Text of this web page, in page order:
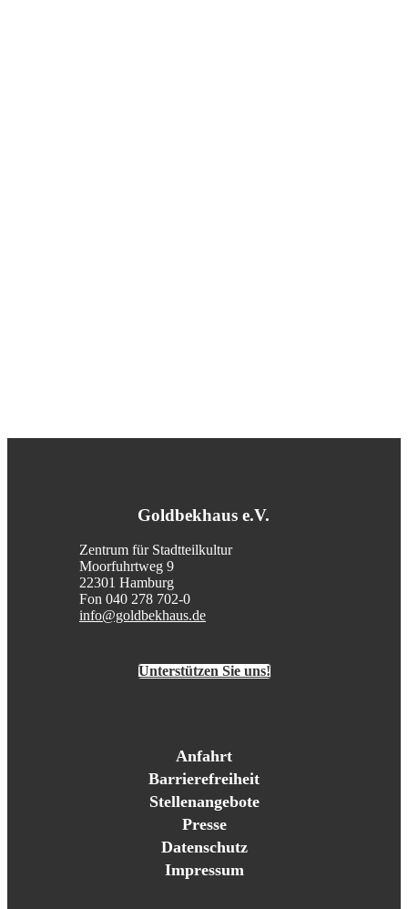
Goldbekhaus e.V.
Zentrum für Stadtteilkultur
Moorfuhrtweg 9
22301 Hamburg
Fon 040 278 702-0
info@goldbekhaus.de
Unterstützen Sie uns!
Anfahrt
Barrierefreiheit
Stellenangebote
Presse
Datenschutz
Impressum